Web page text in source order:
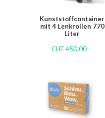
Kunststoffcontainer
mit 4 Lenkrollen 770
Liter
CHF450.00